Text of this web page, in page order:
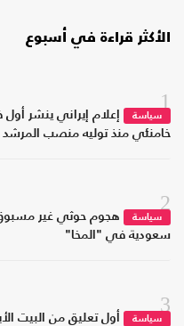
الأكثر قراءة في أسبوع
1
سياسة
إعلام إيراني ينشر
خامنئي منذ توليه منصب
2
سياسة
هجوم حوثي غير
سعودية في "المخا"
3
سياسة
أول تعليق من البيت